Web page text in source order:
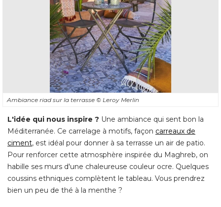
Ambiance riad sur la terrasse © Leroy Merlin
L'idée qui nous inspire ? Une ambiance qui sent bon la
Méditerranée. Ce carrelage à motifs, façon carreaux de
ciment, est idéal pour donner à sa terrasse un air de patio.
Pour renforcer cette atmosphère inspirée du Maghreb, on
habille ses murs d'une chaleureuse couleur ocre. Quelques
coussins ethniques complètent le tableau. Vous prendrez
bien un peu de thé à la menthe ?